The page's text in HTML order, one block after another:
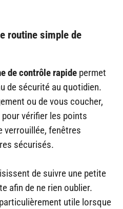
routine simple de
de contrôle rapide permet
de sécurité au quotidien.
ou de vous coucher,
vérifier les points
verrouillée, fenêtres
sécurisés.
de suivre une petite
afin de ne rien oublier.
utile lorsque